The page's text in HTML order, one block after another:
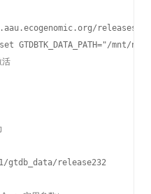
releases/
GTDBTK_DATA_PATH="/mnt/
活
gtdb_data/release232